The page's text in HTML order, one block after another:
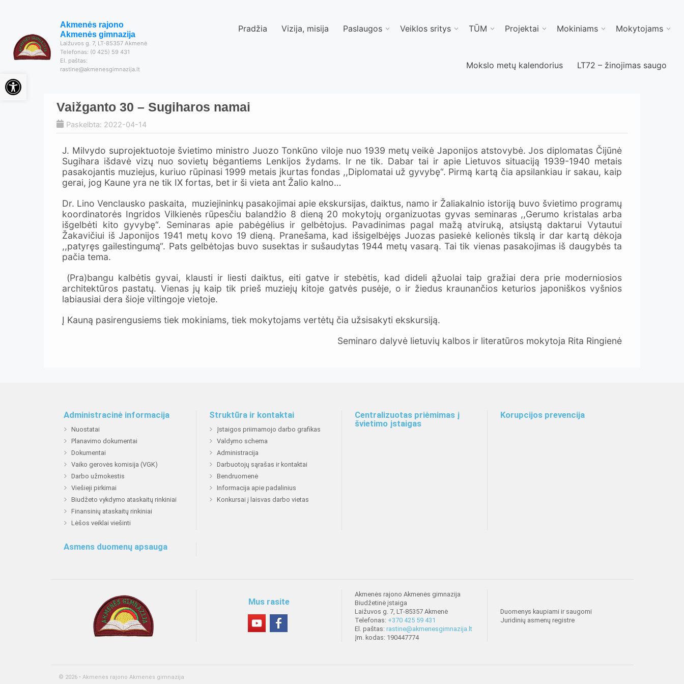
Akmenės rajono
Akmenės gimnazija
Laižuvos g. 7, LT-85357 Akmenė
Telefonas: (0 425) 59 431
El. paštas:
rastine@akmenesgimnazija.lt
Pradžia Vizija, misija Paslaugos Veiklos sritys TŪM Projektai Mokiniams Mokytojams
Mokslo metų kalendorius LT72 – žinojimas saugo
Vaižganto 30 – Sugiharos namai
Paskelbta: 2022-04-14
J. Milvydo suprojektuotoje švietimo ministro Juozo Tonkūno viloje nuo 1939 metų veikė Japonijos atstovybė. Jos diplomatas Čijūnė
Sugihara išdavė vizų nuo sovietų bėgantiems Lenkijos žydams. Ir ne tik. Dabar tai ir apie Lietuvos situaciją 1939-1940 metais
pasakojantis muziejus, kuriuo rūpinasi 1999 metais įkurtas fondas ,,Diplomatai už gyvybę“. Pirmą kartą čia apsilankiau ir sakau, kaip
gerai, jog Kaune yra ne tik IX fortas, bet ir ši vieta ant Žalio kalno…
Dr. Lino Venclausko paskaita, muziejininkų pasakojimai apie ekskursijas, daiktus, namo ir Žaliakalnio istoriją buvo švietimo programų
koordinatorės Ingridos Vilkienės rūpesčiu balandžio 8 dieną 20 mokytojų organizuotas gyvas seminaras ,,Gerumo kristalas arba
išgelbėti kito gyvybę“. Seminaras apie pabėgėlius ir gelbėtojus. Pavadinimas pagal mažą atviruką, atsiųstą daktarui Vytautui
Žakavičiui iš Japonijos 1941 metų kovo 19 dieną. Pranešama, kad išsigelbėjęs Juozas pasiekė kelionės tikslą ir dar kartą dėkoja
,,patyręs gailestingumą“. Pats gelbėtojas buvo susektas ir sušaudytas 1944 metų vasarą. Tai tik vienas pasakojimas iš daugybės ta
pačia tema.
(Pra)bangu kalbėtis gyvai, klausti ir liesti daiktus, eiti gatve ir stebėtis, kad dideli ąžuolai taip gražiai dera prie moderniosios
architektūros pastatų. Vienas jų kaip tik prieš muziejų kitoje gatvės pusėje, o ir žiedus kraunančios keturios japoniškos vyšnios
labiausiai dera šioje viltingoje vietoje.
Į Kauną pasirengusiems tiek mokiniams, tiek mokytojams vertėtų čia užsisakyti ekskursiją.
Seminaro dalyvė lietuvių kalbos ir literatūros mokytoja Rita Ringienė
Administracinė informacija
Nuostatai
Planavimo dokumentai
Dokumentai
Vaiko gerovės komisija (VGK)
Darbo užmokestis
Viešieji pirkimai
Biudžeto vykdymo ataskaitų rinkiniai
Finansinių ataskaitų rinkiniai
Lėšos veiklai viešinti
Struktūra ir kontaktai
Įstaigos priimamojo darbo grafikas
Valdymo schema
Administracija
Darbuotojų sąrašas ir kontaktai
Bendruomenė
Informacija apie padalinius
Konkursai į laisvas darbo vietas
Centralizuotas priėmimas į
švietimo įstaigas
Korupcijos prevencija
Asmens duomenų apsauga
Mus rasite
Akmenės rajono Akmenės gimnazija
Biudžetinė įstaiga
Laižuvos g. 7, LT-85357 Akmenė
Telefonas: +370 425 59 431
El. paštas: rastine@akmenesgimnazija.lt
Įm. kodas: 190447774
Duomenys kaupiami ir saugomi
Juridinių asmenų registre
© 2026 • Akmenės rajono Akmenės gimnazija
Open toolbar